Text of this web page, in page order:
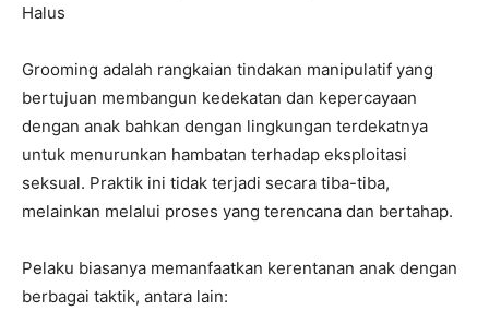
Halus
Grooming adalah rangkaian tindakan manipulatif yang
bertujuan membangun kedekatan dan kepercayaan
dengan anak bahkan dengan lingkungan terdekatnya
untuk menurunkan hambatan terhadap eksploitasi
seksual. Praktik ini tidak terjadi secara tiba-tiba,
melainkan melalui proses yang terencana dan bertahap.
Pelaku biasanya memanfaatkan kerentanan anak dengan
berbagai taktik, antara lain: